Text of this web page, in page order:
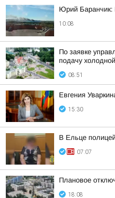
Юрий Баранчик:
10:08
По заявке
подачу
08:51
Евгения
15:30
В Ельце
07:07
Плановое
18:08